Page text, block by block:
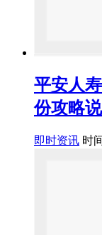
平安人
份攻略
即时资讯 时